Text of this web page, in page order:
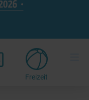
Freizeit